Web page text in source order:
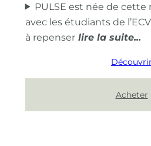
PULSE est née de
avec les étudiants de
à repenser
Découvrir
Acheter